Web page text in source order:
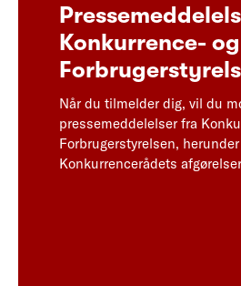
Konkurrence- og
Når du tilmelder dig, vil du
pressemeddelelser fra
Forbrugerstyrelsen,
Konkurrencerådets